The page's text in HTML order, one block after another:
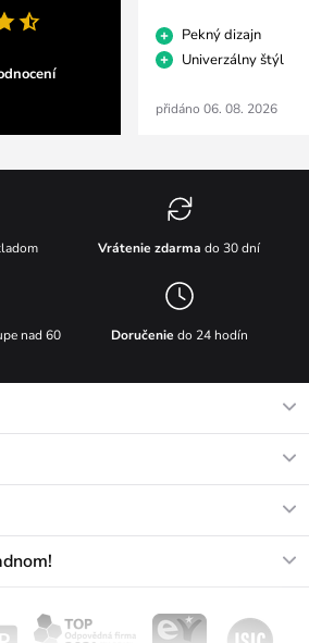
Pekný dizajn
Univerzálny štýl
přidáno 06. 08. 2026
Vrátenie zdarma do 30 dní
nad 60
Doručenie do 24 hodín